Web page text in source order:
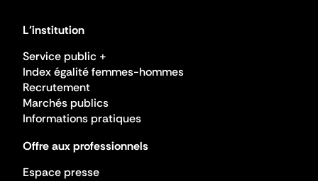
L'institution
Service public +
Index égalité femmes-hommes
Recrutement
Marchés publics
Informations pratiques
Offre aux professionnels
Espace presse